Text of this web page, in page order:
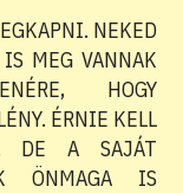
NEKED
MEG VANNAK
HOGY
ÉRNIE KELL
DE A SAJÁT
ÖNMAGA IS